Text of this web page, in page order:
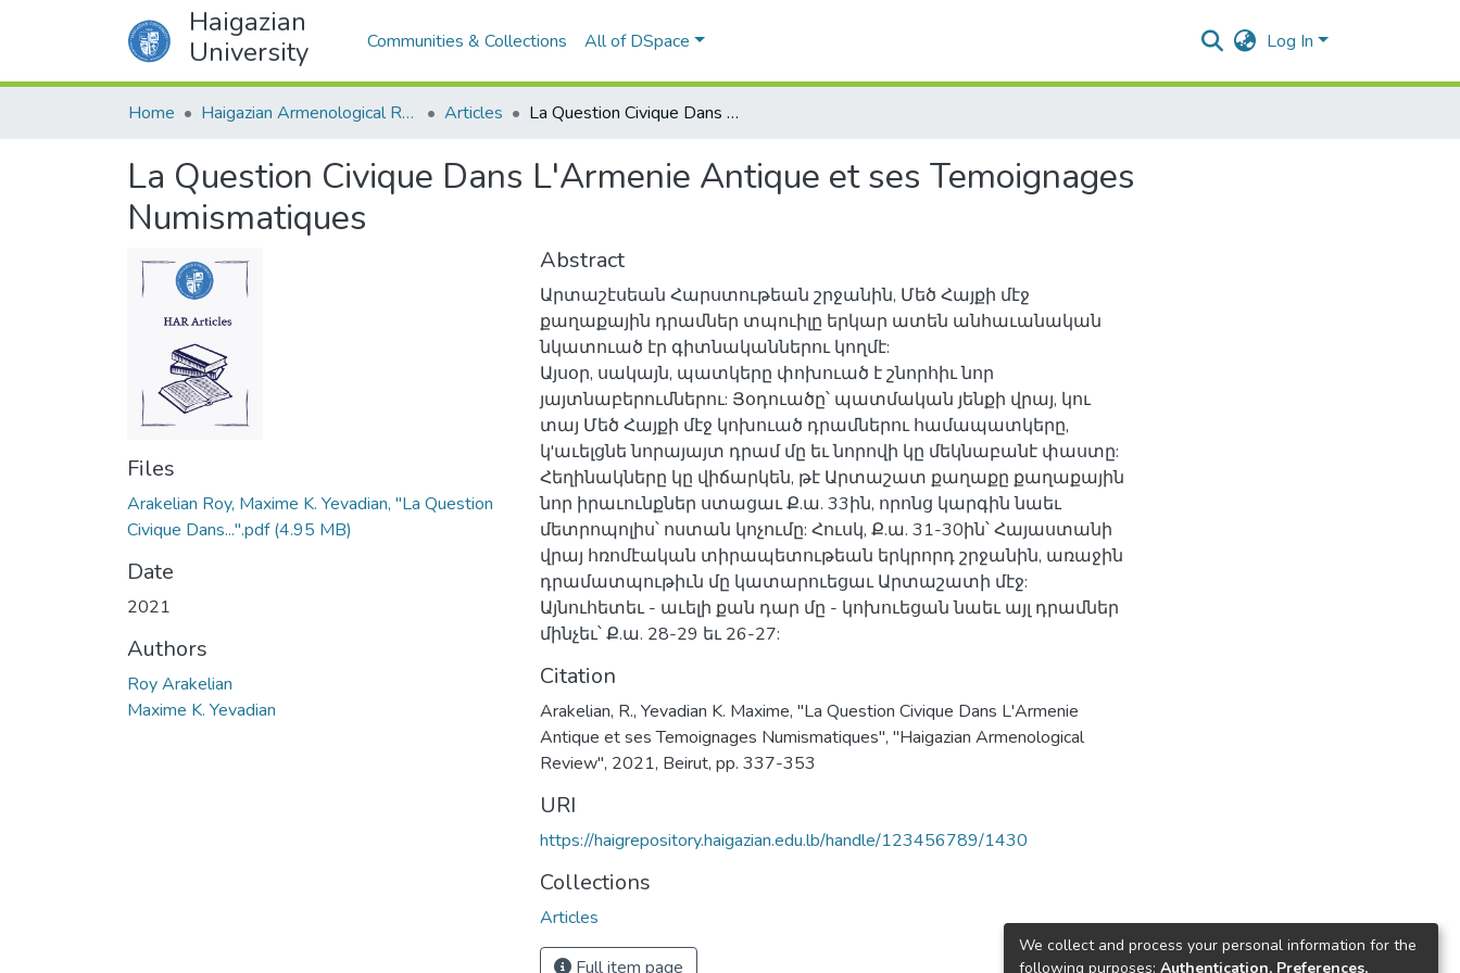
Haigazian
University
Communities & Collections All of DSpace Log In
Home Haigazian Armenological Review Articles La Question Civique Dans L'Armenie Antique et ses Temoignages Numismatiques
La Question Civique Dans L'Armenie Antique et ses Temoignages
Numismatiques
Files
Arakelian Roy, Maxime K. Yevadian, "La Question
Civique Dans...".pdf(4.95 MB)
Date
2021
Authors
Roy Arakelian
Maxime K. Yevadian
Abstract
Արտաշէսեան Հարստութեան շրջանին, Մեծ Հայքի մէջ
քաղաքային դրամներ տպուիլը երկար ատեն անհաւանական
նկատուած էր գիտնականներու կողմէ:
Այսօր, սակայն, պատկերը փոխուած է շնորհիւ նոր
յայտնաբերումներու: Յօդուածը՝ պատմական յենքի վրայ, կու
տայ Մեծ Հայքի մէջ կոխուած դրամներու համապատկերը,
կ'աւելցնե նորայայտ դրամ մը եւ նորովի կը մեկնաբանէ փաստը:
Հեղինակները կը վիճարկեն, թէ Արտաշատ քաղաքը քաղաքային
նոր իրաւունքներ ստացաւ Ք.ա. 33ին, որոնց կարգին նաեւ
մետրոպոլիս՝ ոստան կոչումը: Հուսկ, Ք.ա. 31-30ին՝ Հայաստանի
վրայ հռոմէական տիրապետութեան երկրորդ շրջանին, առաջին
դրամատպութիւն մը կատարուեցաւ Արտաշատի մէջ:
Այնուհետեւ - աւելի քան դար մը - կոխուեցան նաեւ այլ դրամներ
մինչեւ՝ Ք.ա. 28-29 եւ 26-27:
Citation
Arakelian, R., Yevadian K. Maxime, "La Question Civique Dans L'Armenie
Antique et ses Temoignages Numismatiques", "Haigazian Armenological
Review", 2021, Beirut, pp. 337-353
URI
https://haigrepository.haigazian.edu.lb/handle/123456789/1430
Collections
Articles
Full item page
We collect and process your personal information for the
following purposes: Authentication, Preferences,